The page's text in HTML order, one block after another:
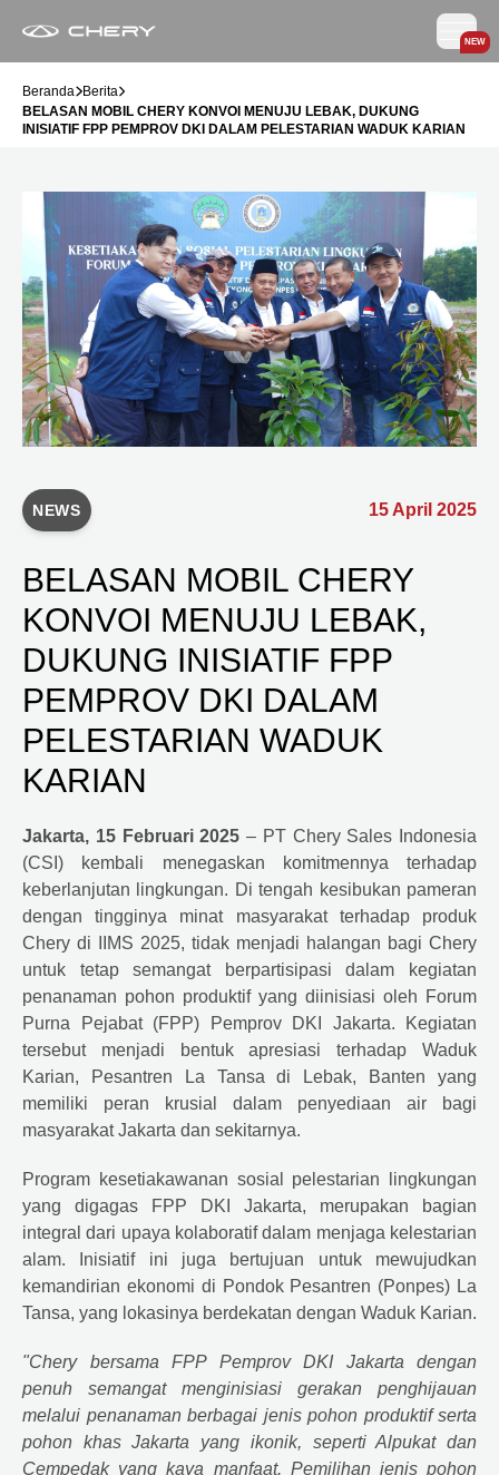
NEW
Beranda Berita
BELASAN MOBIL CHERY KONVOI MENUJU LEBAK, DUKUNG
INISIATIF FPP PEMPROV DKI DALAM PELESTARIAN WADUK KARIAN
NEWS 15 April 2025
BELASAN MOBIL CHERY
KONVOI MENUJU LEBAK,
DUKUNG INISIATIF FPP
PEMPROV DKI DALAM
PELESTARIAN WADUK
KARIAN
Jakarta, 15 Februari 2025 – PT CherySales Indonesia
(CSI) kembali menegaskan komitmennya terhadap
keberlanjutan lingkungan. Di tengah kesibukan pameran
dengan tingginya minat masyarakat terhadap produk
Chery di IIMS 2025, tidak menjadi halangan bagi Chery
untuk tetap semangat berpartisipasi dalam kegiatan
penanaman pohon produktif yang diinisiasi oleh Forum
Purna Pejabat (FPP) Pemprov DKI Jakarta. Kegiatan
tersebut menjadi bentuk apresiasi terhadap Waduk
Karian, Pesantren La Tansa di Lebak, Banten yang
memiliki peran krusial dalam penyediaan air bagi
masyarakat Jakarta dan sekitarnya.
Program kesetiakawanan sosial pelestarian lingkungan
yang digagas FPP DKI Jakarta, merupakan bagian
integral dari upaya kolaboratif dalam menjaga kelestarian
alam. Inisiatif ini juga bertujuan untuk mewujudkan
kemandirian ekonomi di Pondok Pesantren (Ponpes) La
Tansa, yang lokasinya berdekatan dengan Waduk Karian.
"Cherybersama FPP Pemprov DKI Jakarta dengan
penuh semangat menginisiasi gerakan penghijauan
melalui penanaman berbagai jenis pohon produktif serta
pohon khas Jakarta yang ikonik, seperti Alpukat dan
Cempedak yang kaya manfaat. Pemilihan jenis pohon